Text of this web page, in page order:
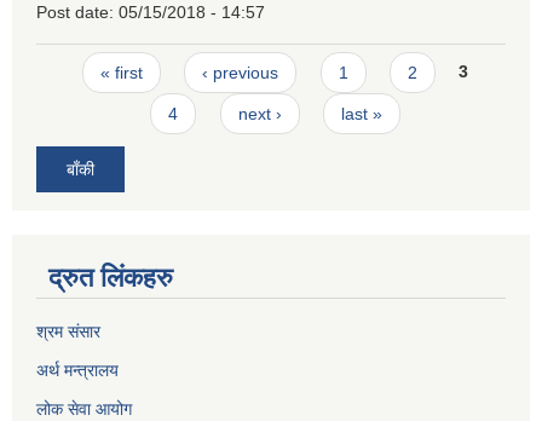
Post date: 05/15/2018 - 14:57
Pages
« first ‹ previous 1 2 3
4 next › last »
बाँकी
द्रुत लिंकहरु
श्रम संसार
अर्थ मन्त्रालय
लोक सेवा आयोग